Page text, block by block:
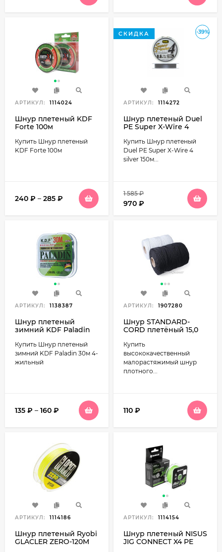
АРТИКУЛ: 1114024
Шнур плетеный KDF
Forte 100м
Купить Шнур плетеный
KDF Forte 100м
240 ₽ – 285 ₽
-39%
СКИДКА
АРТИКУЛ: 1114272
Шнур плетеный Duel
PE Super X-Wire 4
серебристый
Купить Шнур плетеный
Duel PE Super X-Wire 4
silver 150м...
1 585₽
970 ₽
АРТИКУЛ: 1138387
Шнур плетеный
зимний KDF Paladin
Купить Шнур плетеный
зимний KDF Paladin 30м 4-
жильный
135 ₽ – 160 ₽
АРТИКУЛ: 1907280
Шнур STANDARD-
CORD плетёный 15,0
Купить
высококачественный
малорастяжимый шнур
плотного...
110 ₽
АРТИКУЛ: 1114186
Шнур плетеный Ryobi
GLACLER ZERO-120M
АРТИКУЛ: 1114154
Шнур плетеный NISUS
JIG CONNECT X4 PE